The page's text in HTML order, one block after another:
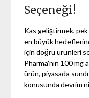
Seçeneği!
Kas geliştirmek,
en büyük
için doğru ürünleri
Pharma'nın 100 mg
ürün, piyasada
konusunda devrim